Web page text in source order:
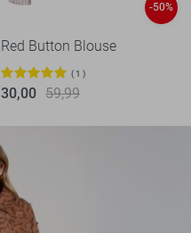
-50%
Red Button Blouse
1
30,00 59,99